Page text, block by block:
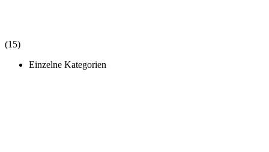
(15)
Einzelne Kategorien